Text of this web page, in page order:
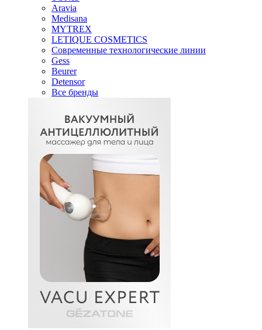
Aravia
Medisana
MYTREX
LETIQUE COSMETICS
Современные технологические линии
Gess
Beurer
Detensor
Все бренды